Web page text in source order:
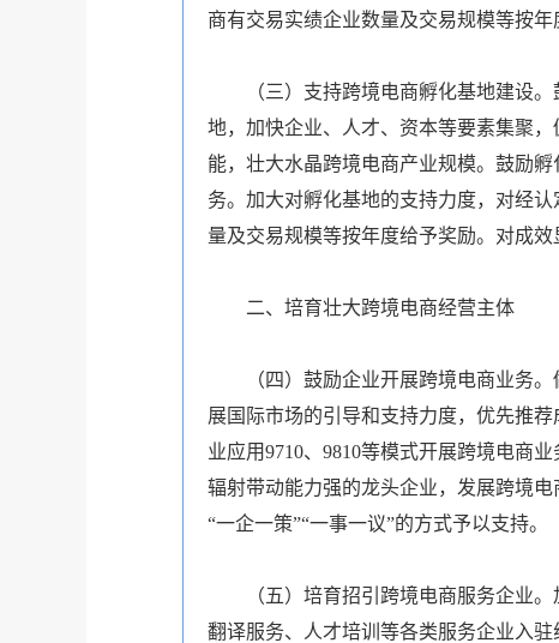
商有交易实绩企业数量及交易规模等按年
（三）支持跨境电商孵化基地建设
地，加快企业、人才、资本等要素集聚
能，壮大水晶跨境电商产业规模。鼓励
务。加大对孵化基地的支持力度，对经
量及交易规模等按年度给予奖励。对成
二、培育壮大跨境电商经营主体
（四）鼓励企业开展跨境电商业务
展国际市场的引导和支持力度，优先推
业应用9710、9810等模式开展跨境电商
辐射带动能力强的龙头企业，发展跨境
“一企一策”“一事一议”的方式予以支持。
（五）培育招引跨境电商服务企业
翻译服务、人才培训等各类服务企业入